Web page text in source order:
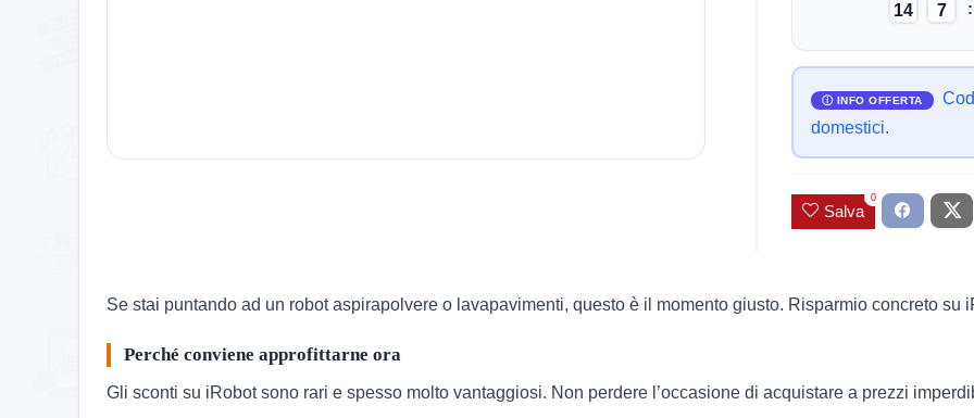
14 7
domestici.
Salva
0
Se stai puntando ad un robot aspirapolvere o lavapavimenti, questo è il momento giusto. Risparmio concreto su
Perché conviene approfittarne ora
Gli sconti su iRobot sono rari e spesso molto vantaggiosi. Non perdere l’occasione di acquistare a prezzi